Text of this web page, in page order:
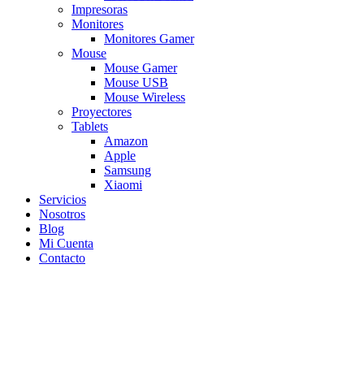
Impresoras
Monitores
Monitores Gamer
Mouse
Mouse Gamer
Mouse USB
Mouse Wireless
Proyectores
Tablets
Amazon
Apple
Samsung
Xiaomi
Servicios
Nosotros
Blog
Mi Cuenta
Contacto